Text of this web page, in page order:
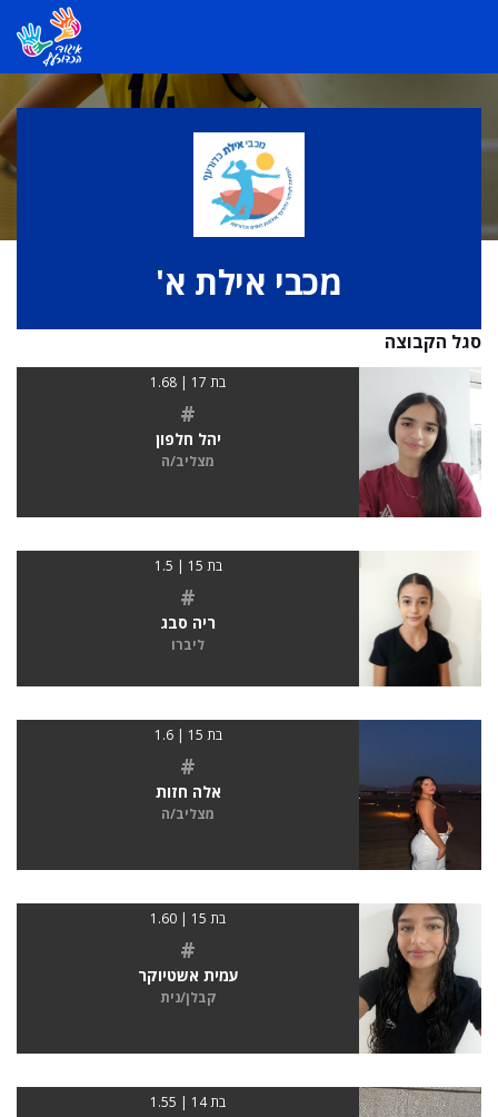
מכבי אילת א'
סגל הקבוצה
בת 17 | 1.68
#
יהל חלפון
מצליב/ה
בת 15 | 1.5
#
ריה סבג
ליברו
בת 15 | 1.6
#
אלה חזות
מצליב/ה
בת 15 | 1.60
#
עמית אשטיוקר
קבלן/נית
בת 14 | 1.55